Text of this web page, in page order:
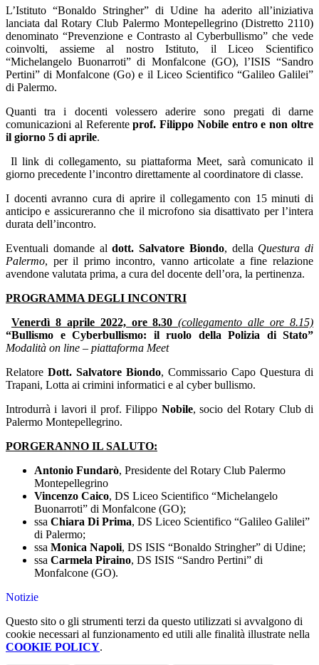
L’Istituto “Bonaldo Stringher” di Udine ha aderito all’iniziativa
lanciata dal Rotary Club Palermo Montepellegrino (Distretto 2110)
denominato “Prevenzione e Contrasto al Cyberbullismo” che vede
coinvolti, assieme al nostro Istituto, il Liceo Scientifico
“Michelangelo Buonarroti” di Monfalcone (GO), l’ISIS “Sandro
Pertini” di Monfalcone (Go) e il Liceo Scientifico “Galileo Galilei”
di Palermo.
Quanti tra i docenti volessero aderire sono pregati di darne
comunicazioni al Referenteprof. Filippo Nobile entro e non oltre
il giorno 5 di aprile.
Il link di collegamento, su piattaforma Meet, sarà comunicato il
giorno precedente l’incontro direttamente al coordinatore di classe.
I docenti avranno cura di aprire il collegamento con 15 minuti di
anticipo e assicureranno che il microfono sia disattivato per l’intera
durata dell’incontro.
Eventuali domande aldott. Salvatore Biondo, della Questura di
Palermo, per il primo incontro, vanno articolate a fine relazione
avendone valutata prima, a cura del docente dell’ora, la pertinenza.
PROGRAMMA DEGLI INCONTRI
Venerdì 8 aprile 2022, ore 8.30(collegamento alle ore 8.15)
“Bullismo e Cyberbullismo: il ruolo della Polizia di Stato”
Modalità on line – piattaforma Meet
Relatore Dott. Salvatore Biondo, Commissario Capo Questura di
Trapani, Lotta ai crimini informatici e al cyber bullismo.
Introdurrà i lavori il prof. Filippo Nobile, socio del Rotary Club di
Palermo Montepellegrino.
PORGERANNO IL SALUTO:
Antonio Fundarò, Presidente del Rotary Club Palermo
Montepellegrino
Vincenzo Caico, DS Liceo Scientifico “Michelangelo
Buonarroti” di Monfalcone (GO);
ssa Chiara Di Prima, DS Liceo Scientifico “Galileo Galilei”
di Palermo;
ssa Monica Napoli, DS ISIS “Bonaldo Stringher” di Udine;
ssa Carmela Piraino, DS ISIS “Sandro Pertini” di
Monfalcone (GO).
Notizie
Questo sito o gli strumenti terzi da questo utilizzati si avvalgono di
cookie necessari al funzionamento ed utili alle finalità illustrate nella
COOKIE POLICY.